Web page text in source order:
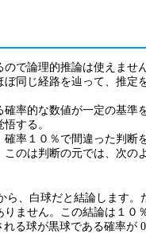
で論理的推論は使えませ
ぼ同じ経路を辿って、推定
率的な数値が一定の基準
する。
率１０％で間違った判断
のは判断の元では、次の
ら、白球だと結論します。
ません。この結論は１０
る球が黒球である確率が